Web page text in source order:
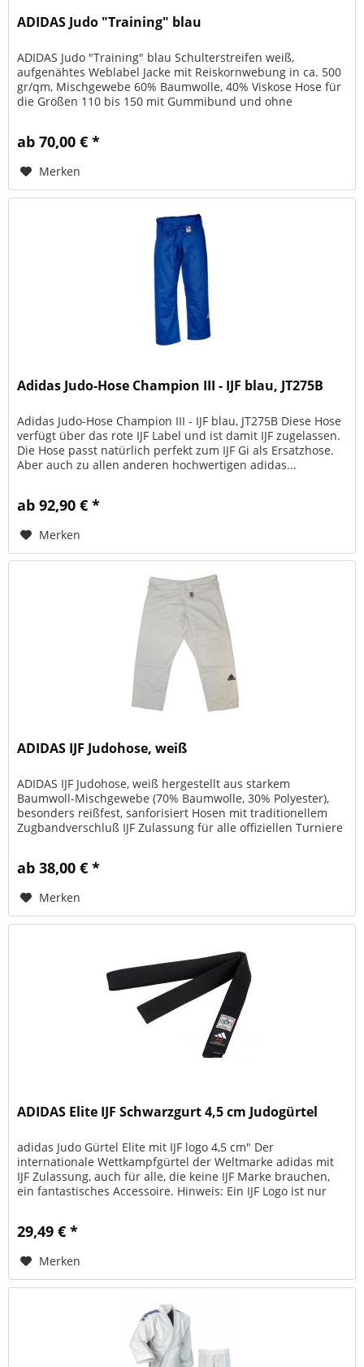
ADIDAS Judo "Training" blau
ADIDAS Judo "Training" blau Schulterstreifen weiß,
aufgenähtes Weblabel Jacke mit Reiskornwebung in ca. 500
gr/qm, Mischgewebe 60% Baumwolle, 40% Viskose Hose für
die Größen 110 bis 150 mit Gummibund und ohne
ab 70,00 € *
Merken
Adidas Judo-Hose Champion III - IJF blau, JT275B
Adidas Judo-Hose Champion III - IJF blau, JT275B Diese Hose
verfügt über das rote IJF Label und ist damit IJF zugelassen.
Die Hose passt natürlich perfekt zum IJF Gi als Ersatzhose.
Aber auch zu allen anderen hochwertigen adidas...
ab 92,90 € *
Merken
ADIDAS IJF Judohose, weiß
ADIDAS IJF Judohose, weiß hergestellt aus starkem
Baumwoll-Mischgewebe (70% Baumwolle, 30% Polyester),
besonders reißfest, sanforisiert Hosen mit traditionellem
Zugbandverschluß IJF Zulassung für alle offiziellen Turniere
ab 38,00 € *
Merken
ADIDAS Elite IJF Schwarzgurt 4,5 cm Judogürtel
adidas Judo Gürtel Elite mit IJF logo 4,5 cm" Der
internationale Wettkampfgürtel der Weltmarke adidas mit
IJF Zulassung, auch für alle, die keine IJF Marke brauchen,
ein fantastisches Accessoire. Hinweis: Ein IJF Logo ist nur
29,49 € *
Merken